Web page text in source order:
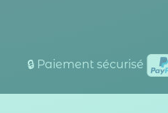
🔒 Paiement sécurisé